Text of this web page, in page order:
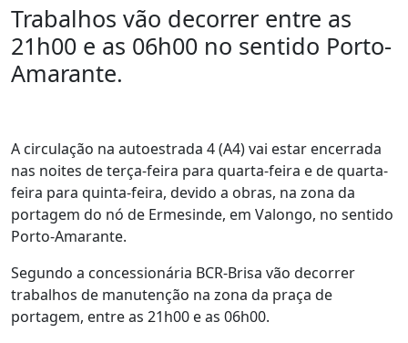
Trabalhos vão decorrer entre as
21h00 e as 06h00 no sentido Porto-
Amarante.
A circulação na autoestrada 4 (A4) vai estar encerrada
nas noites de terça-feira para quarta-feira e de quarta-
feira para quinta-feira, devido a obras, na zona da
portagem do nó de Ermesinde, em Valongo, no sentido
Porto-Amarante.
Segundo a concessionária BCR-Brisa vão decorrer
trabalhos de manutenção na zona da praça de
portagem, entre as 21h00 e as 06h00.